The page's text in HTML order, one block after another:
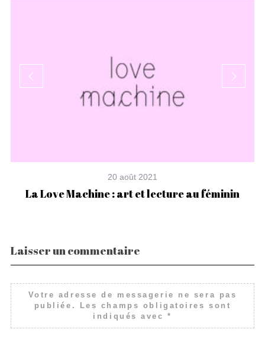
20 août 2021
La Love Machine : art et lecture au féminin
Laisser un commentaire
Votre adresse de messagerie ne sera pas
publiée.
Les champs obligatoires sont
indiqués avec*